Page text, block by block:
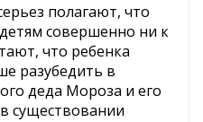
полагают, что
совершенно ни к
что ребенка
разубедить в
деда Мороза и его
существовании